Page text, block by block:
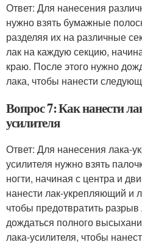
Ответ: Для нанесения
нужно взять бумажные
разделяя их на различные
лак на каждую секцию,
краю. После этого нужно
лака, чтобы нанести
Вопрос 7: Как нанести
усилителя
Ответ: Для нанесения лака-
усилителя нужно взять
ногти, начиная с центра и
нанести лак-укрепляющий и
чтобы предотвратить
дождаться полного
лака-усилителя, чтобы